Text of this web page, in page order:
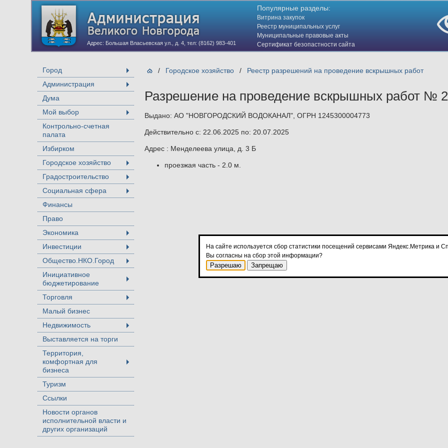
Адрес: Большая Власьевская ул., д. 4, тел: (8162) 983-401
Популярные разделы:
Витрина закупок
Реестр муниципальных услуг
Муниципальные правовые акты
Сертификат безопастности сайта
(HTTPS)
Город
Администрация
Дума
Мой выбор
Контрольно-счетная
палата
Избирком
Городское хозяйство
Градостроительство
Социальная сфера
Финансы
Право
Экономика
Инвестиции
Общество.НКО.Город
Инициативное
бюджетирование
Торговля
Малый бизнес
Недвижимость
Выставляется на торги
Территория,
комфортная для
бизнеса
Туризм
Ссылки
Новости органов
исполнительной власти и
других организаций
/ Городское хозяйство / Реестр разрешений на проведение вскрышных работ
Разрешение на проведение вскрышных работ №
Выдано: АО "НОВГОРОДСКИЙ ВОДОКАНАЛ", ОГРН 1245300004773
Действительно с: 22.06.2025 по: 20.07.2025
Адрес : Менделеева улица, д. 3 Б
проезжая часть - 2.0 м.
На сайте используется сбор статистики посещений сервисами Яндекс.Метрика и
Вы согласны на сбор этой информации?
Разрешаю Запрещаю